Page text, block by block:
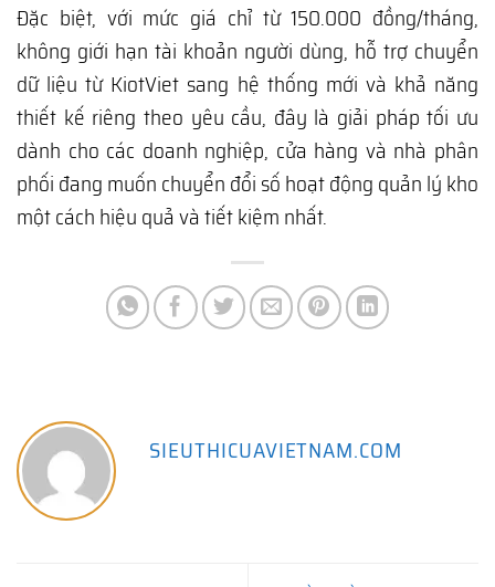
Đặc biệt, với mức giá chỉ từ 150.000 đồng/tháng,
không giới hạn tài khoản người dùng, hỗ trợ chuyển
dữ liệu từ KiotViet sang hệ thống mới và khả năng
thiết kế riêng theo yêu cầu, đây là giải pháp tối ưu
dành cho các doanh nghiệp, cửa hàng và nhà phân
phối đang muốn chuyển đổi số hoạt động quản lý kho
một cách hiệu quả và tiết kiệm nhất.
SIEUTHICUAVIETNAM.COM